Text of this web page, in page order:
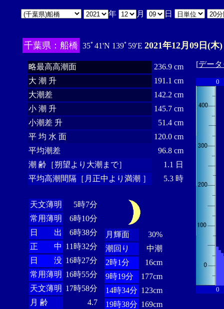
年 月 日
千葉県：船橋 35ﾟ41'N 139ﾟ59'E 2021年12月09日(木)
略最高高潮面
236.9 cm
大 潮 升
191.1 cm
大潮差
142.2 cm
小 潮 升
145.7 cm
小潮差 升
51.4 cm
平 均 水 面
120.0 cm
平均潮差
96.8 cm
潮 齢［朔望より大潮まで］
1.1 日
平均高潮間隔［月正中より満潮 ］
5.3 時
天文薄明
5時7分
常用薄明
6時10分
日 出
6時38分
正 中 11時32分
日 没 16時27分
常用薄明 16時55分
天文薄明 17時58分
月 齢
4.7
月輝面
30%
潮回り
中潮
2時1分
16cm
9時19分
177cm
14時34分 123cm
19時38分 169cm
[デー
0
0